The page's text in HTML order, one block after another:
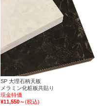
SP 大理石柄天板
メラミン化粧板共貼り
現金特価
¥11,550～(税込)